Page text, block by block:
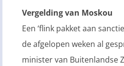
Vergelding van Moskou
Een ‘flink pakket aan
de afgelopen weken al
minister van Buitenlandse